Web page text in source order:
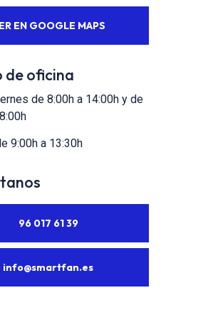
EN GOOGLE MAPS
de oficina
de 8:00h a 14:00h y de
9:00h a 13:30h
96 017 61 39
info@smartfan.es